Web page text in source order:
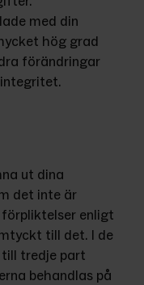
med din
hög grad
förändringar
ut dina
det inte är
enligt
till det. I de
tredje part
behandlas på